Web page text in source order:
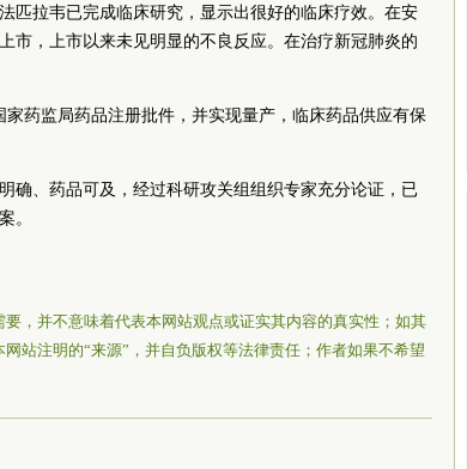
匹拉韦已完成临床研究，显示出很好的临床疗效。在安
市，上市以来未见明显的不良反应。在治疗新冠肺炎的
药监局药品注册批件，并实现量产，临床药品供应有保
确、药品可及，经过科研攻关组组织专家充分论证，已
。
，并不意味着代表本网站观点或证实其内容的真实性；如其
站注明的“来源”，并自负版权等法律责任；作者如果不希望